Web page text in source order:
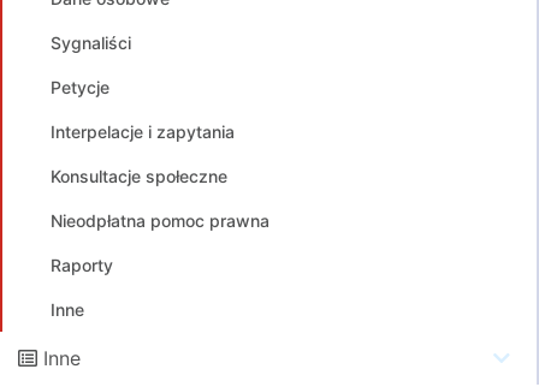
Sygnaliści
Petycje
Interpelacje i zapytania
Konsultacje społeczne
Nieodpłatna pomoc prawna
Raporty
Inne
Inne